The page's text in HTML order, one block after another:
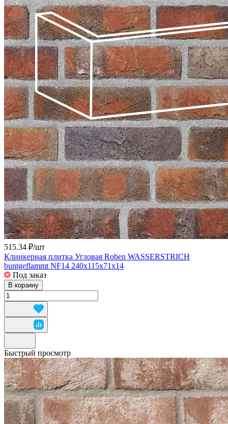
515.34 ₽/шт
Клинкерная плитка Угловая Roben WASSERSTRICH
buntgeflammt NF14 240x115x71x14
Под заказ
В корзину
Быстрый просмотр